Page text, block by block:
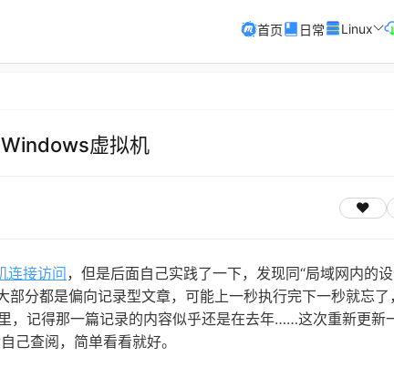
首页 日常 Linux
虚拟机
连接访问 ，但是后面自己实践了一下，发现同“局域网内的
分都是偏向记录型文章，可能上一秒执行完下一秒就忘了
，记得那一篇记录的内容似乎还是在去年……这次重新更新
己查阅，简单看看就好。